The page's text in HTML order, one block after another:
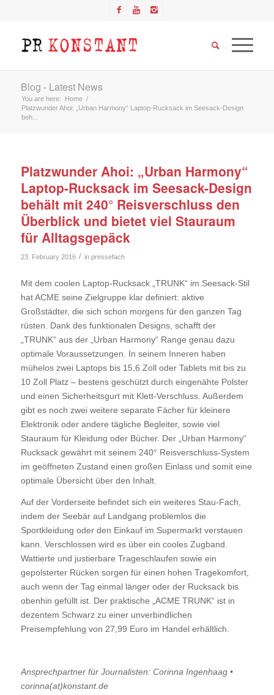
Blog - Latest News
You are here: Home /
Platzwunder Ahoi: „Urban Harmony“ Laptop-Rucksack im Seesack-Design
beh...
Platzwunder Ahoi: „Urban Harmony“
Laptop-Rucksack im Seesack-Design
behält mit 240° Reisverschluss den
Überblick und bietet viel Stauraum
für Alltagsgepäck
23. February 2016 / in pressefach
Mit dem coolen Laptop-Rucksack „TRUNK“ im Seesack-Stil
hat ACME seine Zielgruppe klar definiert: aktive
Großstädter, die sich schon morgens für den ganzen Tag
rüsten. Dank des funktionalen Designs, schafft der
„TRUNK“ aus der „Urban Harmony“ Range genau dazu
optimale Voraussetzungen. In seinem Inneren haben
mühelos zwei Laptops bis 15,6 Zoll oder Tablets mit bis zu
10 Zoll Platz – bestens geschützt durch eingenähte Polster
und einen Sicherheitsgurt mit Klett-Verschluss. Außerdem
gibt es noch zwei weitere separate Fächer für kleinere
Elektronik oder andere tägliche Begleiter, sowie viel
Stauraum für Kleidung oder Bücher. Der „Urban Harmony“
Rucksack gewährt mit seinem 240° Reisverschluss-System
im geöffneten Zustand einen großen Einlass und somit eine
optimale Übersicht über den Inhalt.
Auf der Vorderseite befindet sich ein weiteres Stau-Fach,
indem der Seebär auf Landgang problemlos die
Sportkleidung oder den Einkauf im Supermarkt verstauen
kann. Verschlossen wird es über ein cooles Zugband.
Wattierte und justierbare Trageschlaufen sowie ein
gepolsterter Rücken sorgen für einen hohen Tragekomfort,
auch wenn der Tag einmal länger oder der Rucksack bis
obenhin gefüllt ist. Der praktische „ACME TRUNK“ ist in
dezentem Schwarz zu einer unverbindlichen
Preisempfehlung von 27,99 Euro im Handel erhältlich.
Ansprechpartner für Journalisten: Corinna Ingenhaag •
corinna(at)konstant.de